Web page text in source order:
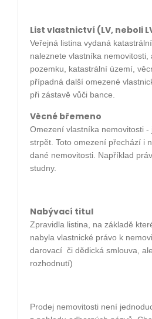
List vlastnictví (LV, neboli
Veřejná listina vydaná
naleznete vlastníka nemovitosti,
pozemku, katastrální území,
případná další omezené
při zástavě vůči bance.
Věcné břemeno
Omezení vlastníka nemovitosti -
strpět. Toto omezení přechází i
dané nemovitosti. Například
studny.
Nabývací titul
Zpravidla listina, na základě
nabyla vlastnické právo k
darovací či dědická smlouva,
rozhodnutí)
Prodej nemovitosti není